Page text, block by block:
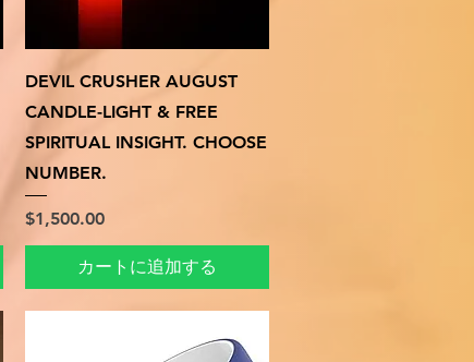
クイックビュー
DEVIL CRUSHER AUGUST
CANDLE-LIGHT & FREE
SPIRITUAL INSIGHT. CHOOSE
NUMBER.
価格
$1,500.00
カートに追加する